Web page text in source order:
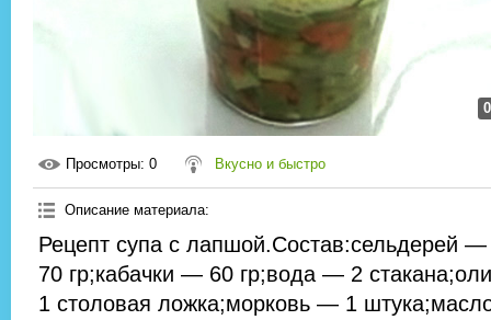
Просмотры: 0 Вкусно и быстро
Описание материала:
Рецепт супа с лапшой.Состав:сельдерей
70 гр;кабачки — 60 гр;вода — 2
1 столовая ложка;морковь — 1